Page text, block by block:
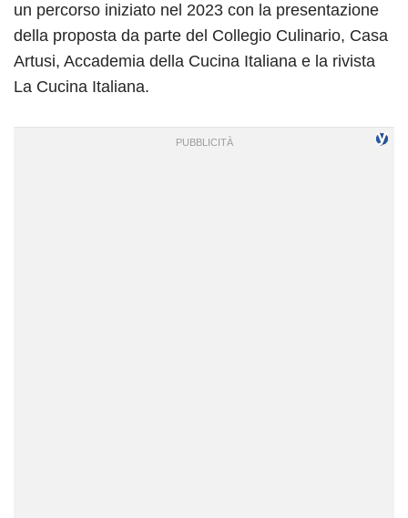
un percorso iniziato nel 2023 con la presentazione
della proposta da parte del Collegio Culinario, Casa
Artusi, Accademia della Cucina Italiana e la rivista
La Cucina Italiana.